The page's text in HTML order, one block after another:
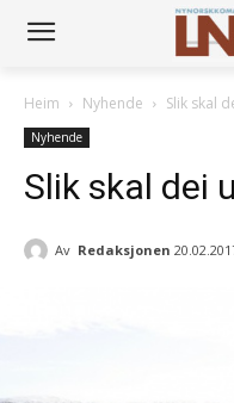
Heim Nyhende Slik skal
Nyhende
Slik skal dei
Av Redaksjonen